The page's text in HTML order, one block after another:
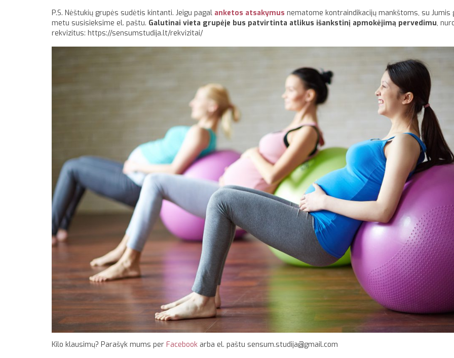
P.S. Nėštukių grupės sudėtis kintanti. Jeigu pagal anketos atsakymus nematome kontraindikacijų mankštoms, su Jumis
metu susisieksime el. paštu. Galutinai vieta grupėje bus patvirtinta atlikus išankstinį apmokėjimą pervedimu,
rekvizitus: https://sensumstudija.lt/rekvizitai/
Kilo klausimų? Parašyk mums per Facebook arba el. paštu sensum.studija@gmail.com